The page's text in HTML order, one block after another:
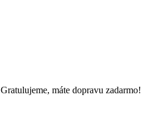
Gratulujeme, máte dopravu zadarmo!